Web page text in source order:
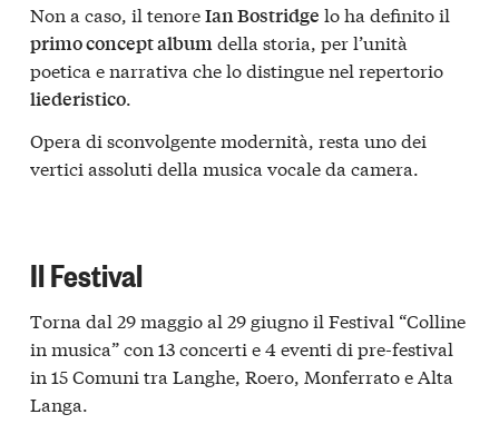
Non a caso, il tenoreIan Bostridge lo ha definito il
primo concept albumdella storia, per l’unità
poetica e narrativa che lo distingue nel repertorio
liederistico.
Opera di sconvolgente modernità, resta uno dei
vertici assoluti della musica vocale da camera.
Il Festival
Torna dal 29 maggio al 29 giugno il Festival “Colline
in musica”con 13 concerti e 4 eventi di pre-festival
in 15 Comuni tra Langhe, Roero, Monferrato e Alta
Langa.